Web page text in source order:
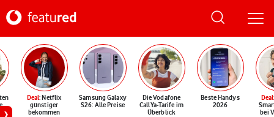
Deal: Netflix
günstiger
bekommen
Samsung Galaxy
S26: Alle Preise
Die Vodafone
CallYa-Tarife im
Überblick
Beste Handys
2026
Deal
bei